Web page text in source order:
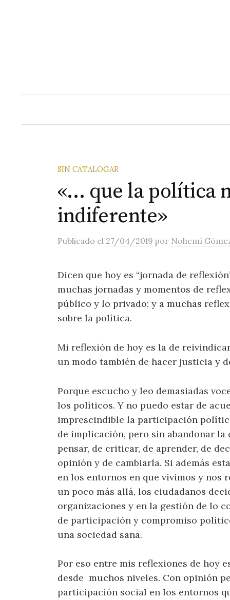
SIN CATALOGAR
«… que la política
indiferente»
Publicado el 27/04/2019 por Nohemí
Dicen que hoy es “jornada de
muchas jornadas y momentos de
público y lo privado; y a muchas
sobre la política.
Mi reflexión de hoy es la de
un modo también de hacer justicia y
Porque escucho y leo demasiadas
los políticos. Y no puedo estar de
imprescindible la participación
de implicación, pero sin abandonar
pensar, de criticar, de aprender, de
opinión y de cambiarla. Si además
en los entornos en que vivimos y nos
un poco más allá, los ciudadanos
organizaciones y en la gestión de lo
de participación y compromiso
una sociedad sana.
Por eso entre mis reflexiones de hoy
desde muchos niveles. Con opinión
participación social en los entornos